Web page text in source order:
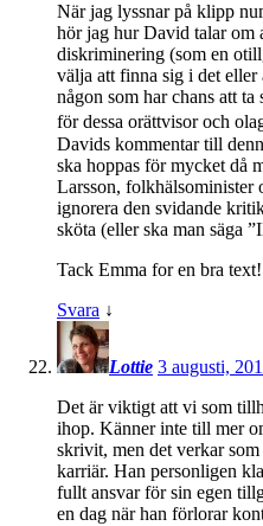
När jag lyssnar på klipp
hör jag hur David talar om
diskriminering (som en
välja att finna sig i det eller
någon som har chans att
för dessa orättvisor och
Davids kommentar till
ska hoppas för mycket då
Larsson, folkhälsominister
ignorera den svidande
sköta (eller ska man säga
Tack Emma for en bra text!
Svara ↓
Lottie 3 augusti,
Det är viktigt att vi som
ihop. Känner inte till mer
skrivit, men det verkar
karriär. Han personligen
fullt ansvar för sin egen
en dag när han förlorar